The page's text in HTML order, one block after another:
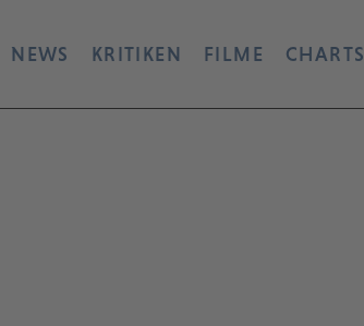
NEWS KRITIKEN FILME CHARTS